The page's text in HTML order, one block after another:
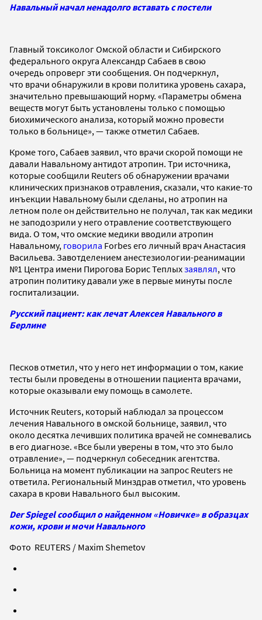
Навальный начал ненадолго вставать с постели
Главный токсиколог Омской области и Сибирского
федерального округа Александр Сабаев в свою
очередь опроверг эти сообщения. Он подчеркнул,
что врачи обнаружили в крови политика уровень сахара,
значительно превышающий норму. «Параметры обмена
веществ могут быть установлены только с помощью
биохимического анализа, который можно провести
только в больнице», — также отметил Сабаев.
Кроме того, Сабаев заявил, что врачи скорой помощи не
давали Навальному антидот атропин. Три источника,
которые сообщили Reuters об обнаружении врачами
клинических признаков отравления, сказали, что какие-то
инъекции Навальному были сделаны, но атропин на
летном поле он действительно не получал, так как медики
не заподозрили у него отравление соответствующего
вида. О том, что омские медики вводили атропин
Навальному, говорила Forbes его личный врач Анастасия
Васильева. Завотделением анестезиологии-реанимации
№1 Центра имени Пирогова Борис Теплыхзаявлял, что
атропин политику давали уже в первые минуты после
госпитализации.
Русский пациент: как лечат Алексея Навального в
Берлине
Песков отметил, что у него нет информации о том, какие
тесты были проведены в отношении пациента врачами,
которые оказывали ему помощь в самолете.
Источник Reuters, который наблюдал за процессом
лечения Навального в омской больнице, заявил, что
около десятка лечивших политика врачей не сомневались
в его диагнозе. «Все были уверены в том, что это было
отравление», — подчеркнул собеседник агентства.
Больница на момент публикации на запрос Reuters не
ответила. Региональный Минздрав отметил, что уровень
сахара в крови Навального был высоким.
Der Spiegel сообщил о найденном «Новичке» в образцах
кожи, крови и мочи Навального
Фото REUTERS / Maxim Shemetov